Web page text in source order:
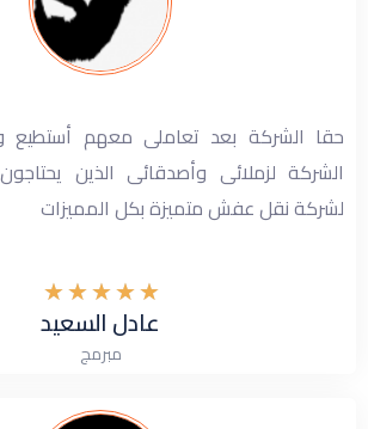
حقا الشركة بعد تعاملى معهم أستطيع
الشركة لزملائى وأصدقائى الذين
لشركة نقل عفش متميزة بكل المميزات
★
★
★
★
★
عادل السعيد
مبرمج